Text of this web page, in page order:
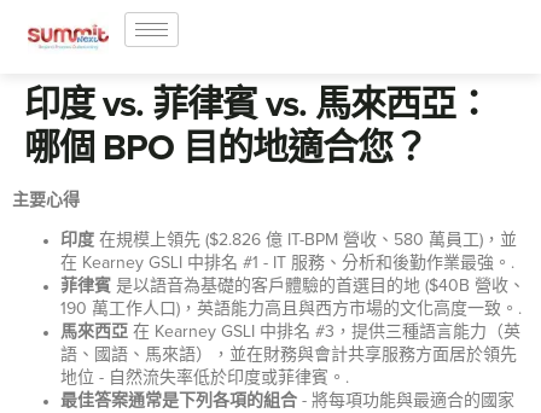
印度 vs. 菲律賓 vs. 馬來西亞：
哪個 BPO 目的地適合您？
主要心得
印度 在規模上領先 ($2.826 億 IT-BPM 營收、580 萬員工)，並
在 Kearney GSLI 中排名 #1 - IT 服務、分析和後勤作業最強。.
菲律賓 是以語音為基礎的客戶體驗的首選目的地 ($40B 營收、
190 萬工作人口)，英語能力高且與西方市場的文化高度一致。.
馬來西亞 在 Kearney GSLI 中排名 #3，提供三種語言能力（英
語、國語、馬來語），並在財務與會計共享服務方面居於領先
地位 - 自然流失率低於印度或菲律賓。.
最佳答案通常是下列各項的組合 - 將每項功能與最適合的國家